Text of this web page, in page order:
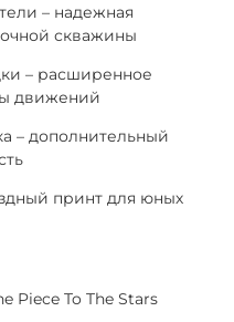
– надежная
скважины
– расширенное
движений
– дополнительный
принт для юных
Piece To The Stars